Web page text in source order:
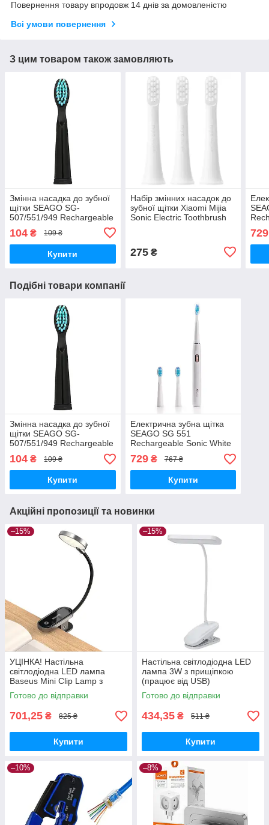
Повернення товару впродовж 14 днів за домовленістю
Всі умови повернення
З цим товаром також замовляють
Змінна насадка до зубної
щітки SEAGO SG-
507/551/949 Rechargeable
104 ₴ 109 ₴
Купити
Набір змінних насадок до
зубної щітки Xiaomi Mijia
Sonic Electric Toothbrush
275₴
729
Подібні товари компанії
Змінна насадка до зубної
щітки SEAGO SG-
507/551/949 Rechargeable
Sonic Black (1 шт.)
104 ₴ 109 ₴
Купити
Електрична зубна щітка
SEAGO SG 551
Rechargeable Sonic White
729₴ 767 ₴
Купити
Акційні пропозиції та новинки
–15%
УЦІНКА! Настільна
світлодіодна LED лампа
Baseus Mini Clip Lamp з
прищіпкою
Готово до відправки
701,25 ₴ 825 ₴
Купити
–15%
Настільна світлодіодна LED
лампа 3W з прищіпкою
(працює від USB)
Готово до відправки
434,35 ₴ 511 ₴
Купити
–10% –8%